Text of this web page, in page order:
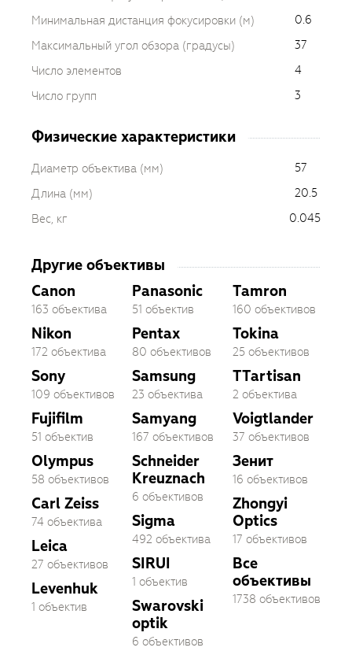
Минимальная дистанция фокусировки (м)
0.6
Максимальный угол обзора (градусы)
37
Число элементов
4
Число групп
3
Физические характеристики
Диаметр объектива (мм)
57
Длина (мм)
20.5
Вес, кг
0.045
Другие объективы
Canon
163 объектива
Nikon
172 объектива
Sony
109 объективов
Fujifilm
51 объектив
Olympus
58 объективов
Carl Zeiss
74 объектива
Leica
27 объективов
Levenhuk
1 объектив
Panasonic
51 объектив
Pentax
80 объективов
Samsung
23 объектива
Samyang
167 объективов
Schneider
Kreuznach
6 объективов
Sigma
492 объектива
SIRUI
1 объектив
Swarovski
optik
6 объективов
Tamron
160 объективов
Tokina
25 объективов
TTartisan
2 объектива
Voigtlander
37 объективов
Зенит
16 объективов
Zhongyi
Optics
17 объективов
Все
объективы
1738 объективов